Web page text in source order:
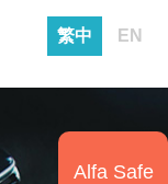
繁中 EN
Alfa Safe